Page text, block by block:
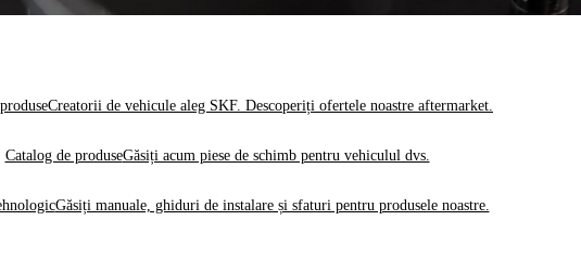
Creatorii de vehicule aleg SKF. Descoperiți ofertele noastre aftermarket.
Catalog de produseGăsiți acum piese de schimb pentru vehiculul dvs.
Găsiți manuale, ghiduri de instalare și sfaturi pentru produsele noastre.